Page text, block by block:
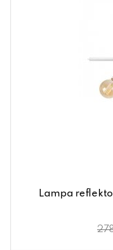
Lampa